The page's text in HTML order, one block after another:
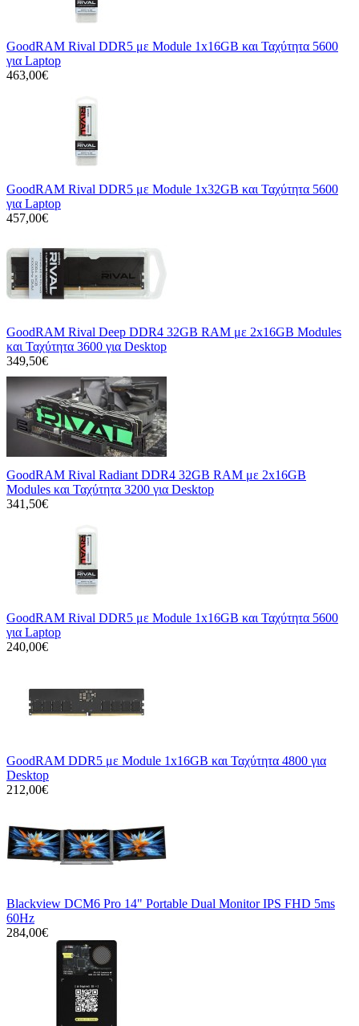
GoodRAM Rival DDR5 με Module 1x16GB και Ταχύτητα 5600
για Laptop
463,00€
GoodRAM Rival DDR5 με Module 1x32GB και Ταχύτητα 5600
για Laptop
457,00€
GoodRAM Rival Deep DDR4 32GB RAM με 2x16GB Modules
και Ταχύτητα 3600 για Desktop
349,50€
GoodRAM Rival Radiant DDR4 32GB RAM με 2x16GB
Modules και Ταχύτητα 3200 για Desktop
341,50€
GoodRAM Rival DDR5 με Module 1x16GB και Ταχύτητα 5600
για Laptop
240,00€
GoodRAM DDR5 με Module 1x16GB και Ταχύτητα 4800 για
Desktop
212,00€
Blackview DCM6 Pro 14" Portable Dual Monitor IPS FHD 5ms
60Hz
284,00€